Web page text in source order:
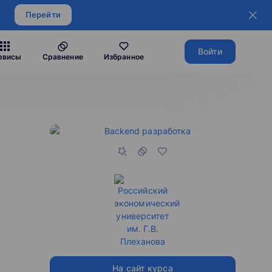
Перейти
Сравнение Избранное
Войти
На сайт курса